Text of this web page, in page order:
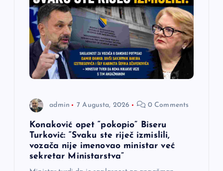
admin 7 Augusta, 2026 0 Comments
Konaković opet “pokopio” Biseru
Turković: “Svaku ste riječ izmislili,
vozača nije imenovao ministar već
sekretar Ministarstva”